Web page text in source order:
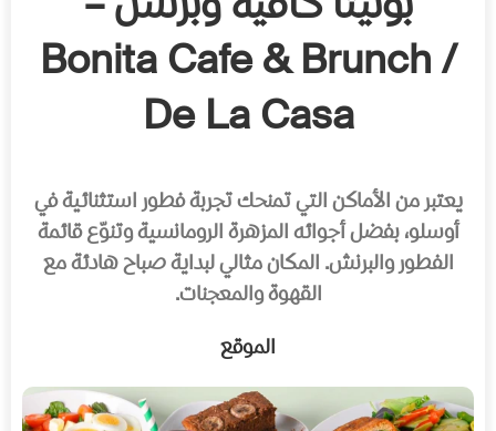
Bonita Cafe & Brunch /
De La Casa
يعتبر من الأماكن التي تمنحك تجربة فطور استثنائية في
أوسلو، بفضل أجوائه المزهرة الرومانسية وتنوّع قائمة
الفطور والبرنش. المكان مثالي لبداية صباح هادئة مع
القهوة والمعجنات.
الموقع